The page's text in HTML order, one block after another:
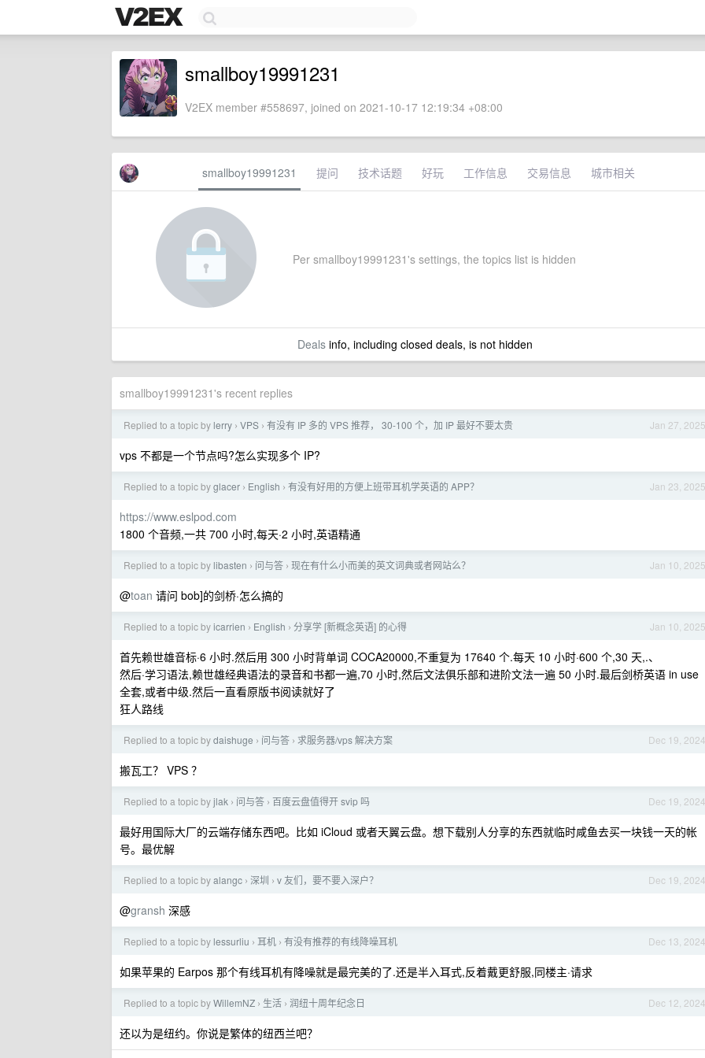
smallboy19991231
V2EX member #558697, joined on 2021-10-17 12:19:34 +08:00
smallboy19991231 提问 技术话题 好玩 工作信息 交易信息 城市相关
Per smallboy19991231's settings, the topics list is hidden
Dealsinfo, including closed deals, is not hidden
smallboy19991231's recent replies
Jan 27, 2025
Replied to a topic by lerry › VPS › 有没有 IP 多的 VPS 推荐， 30-100 个，加 IP 最好不要太贵
vps 不都是一个节点吗?怎么实现多个 IP?
Jan 23, 2025
Replied to a topic byglacer › English › 有没有好用的方便上班带耳机学英语的 APP？
https://www.eslpod.com
1800 个音频,一共 700 小时,每天·2 小时,英语精通
Jan 10, 2025
Replied to a topic by libasten › 问与答 › 现在有什么小而美的英文词典或者网站么？
@toan 请问 bob]的剑桥·怎么搞的
Jan 10, 2025
Replied to a topic byicarrien › English › 分享学 [新概念英语] 的心得
首先赖世雄音标·6 小时.然后用 300 小时背单词 COCA20000,不重复为 17640 个.每天 10 小时·600 个,30 天,.、
然后·学习语法,赖世雄经典语法的录音和书都一遍,70 小时,然后文法俱乐部和进阶文法一遍 50 小时.最后剑桥英语 in use
全套,或者中级.然后一直看原版书阅读就好了
狂人路线
Dec 19, 2024
Replied to a topic bydaishuge › 问与答 › 求服务器/vps 解决方案
搬瓦工？ VPS ？
Dec 19, 2024
Replied to a topic byjlak › 问与答 › 百度云盘值得开 svip 吗
最好用国际大厂的云端存储东西吧。比如 iCloud 或者天翼云盘。想下载别人分享的东西就临时咸鱼去买一块钱一天的帐
号。最优解
Dec 19, 2024
Replied to a topic byalangc › 深圳 › v 友们，要不要入深户？
@gransh 深感
Dec 13, 2024
Replied to a topic by lessurliu › 耳机 › 有没有推荐的有线降噪耳机
如果苹果的 Earpos 那个有线耳机有降噪就是最完美的了.还是半入耳式,反着戴更舒服,同楼主·请求
Dec 12, 2024
Replied to a topic byWillemNZ › 生活 › 润纽十周年纪念日
还以为是纽约。你说是繁体的纽西兰吧？